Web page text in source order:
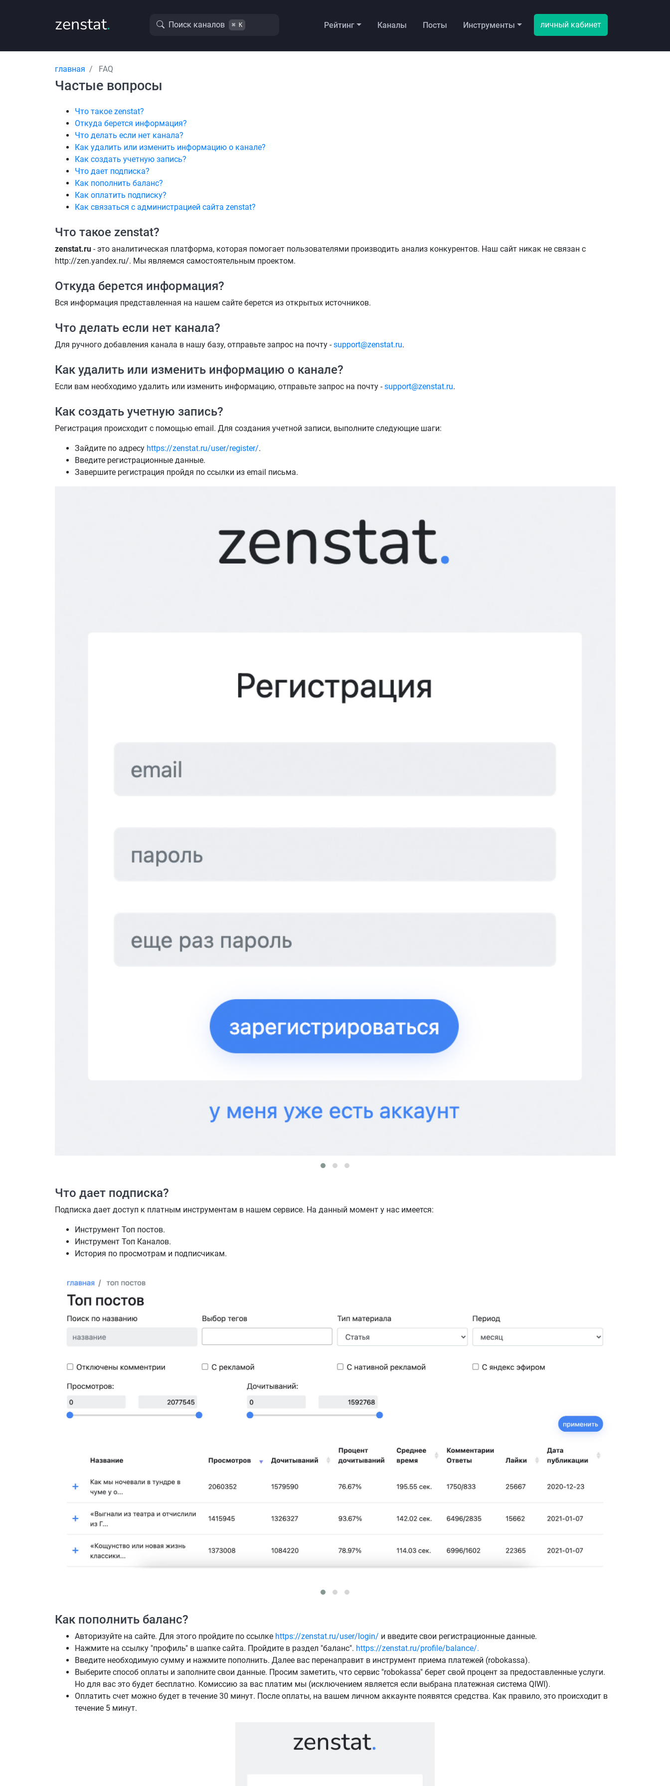
zenstat. Поиск каналов ⌘ K Рейтинг Каналы Посты Инструменты личный кабинет
главная FAQ
Частые вопросы
Что такое zenstat?
Откуда берется информация?
Что делать если нет канала?
Как удалить или изменить информацию о канале?
Как создать учетную запись?
Что дает подписка?
Как пополнить баланс?
Как оплатить подписку?
Как связаться с администрацией сайта zenstat?
Что такое zenstat?
zenstat.ru- это аналитическая платформа, которая помогает пользователями производить анализ конкурентов. Наш сайт никак не связан с
http://zen.yandex.ru/. Мы являемся самостоятельным проектом.
Откуда берется информация?
Вся информация представленная на нашем сайте берется из открытых источников.
Что делать если нет канала?
Для ручного добавления канала в нашу базу, отправьте запрос на почту -support@zenstat.ru.
Как удалить или изменить информацию о канале?
Если вам необходимо удалить или изменить информацию, отправьте запрос на почту -support@zenstat.ru.
Как создать учетную запись?
Регистрация происходит с помощью email. Для создания учетной записи, выполните следующие шаги:
Зайдите по адресу https://zenstat.ru/user/register/.
Введите регистрационные данные.
Завершите регистрация пройдя по ссылки из email письма.
Что дает подписка?
Подписка дает доступ к платным инструментам в нашем сервисе. На данный момент у нас имеется:
Инструмент Топ постов.
Инструмент Топ Каналов.
История по просмотрам и подписчикам.
Как пополнить баланс?
Авторизуйте на сайте. Для этого пройдите по ссылке https://zenstat.ru/user/login/ и введите свои регистрационные данные.
Нажмите на ссылку "профиль" в шапке сайта. Пройдите в раздел "баланс". https://zenstat.ru/profile/balance/.
Введите необходимую сумму и нажмите пополнить. Далее вас перенаправит в инструмент приема платежей (robokassa).
Выберите способ оплаты и заполните свои данные. Просим заметить, что сервис "robokassa" берет свой процент за предоставленные услуги.
Но для вас это будет бесплатно. Комиссию за вас платим мы (исключением является если выбрана платежная система QIWI).
Оплатить счет можно будет в течение 30 минут. После оплаты, на вашем личном аккаунте появятся средства. Как правило, это происходит в
течение 5 минут.